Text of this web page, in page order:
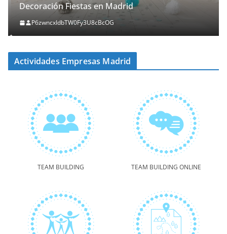
Decoración Fiestas en Madrid
P6zwncxIdbTW0Fy3U8cBcOG
Actividades Empresas Madrid
TEAM BUILDING TEAM BUILDING ONLINE